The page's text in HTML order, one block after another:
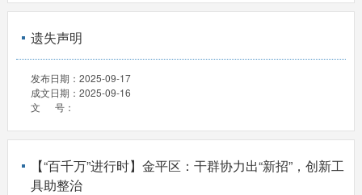
遗失声明
发布日期： 2025-09-17
成文日期： 2025-09-16
文 号：
【“百千万”进行时】金平区：干群协力出“新招”，创新工
具助整治